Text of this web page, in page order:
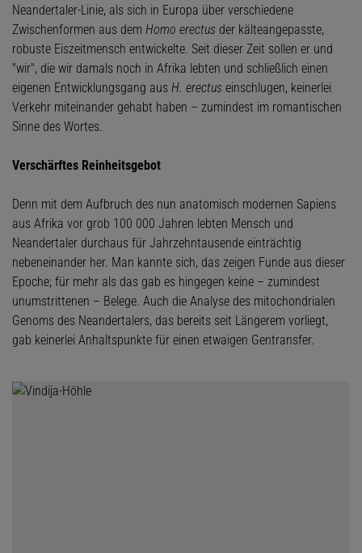
Neandertaler-Linie, als sich in Europa über verschiedene
Zwischenformen aus dem Homo erectus der kälteangepasste,
robuste Eiszeitmensch entwickelte. Seit dieser Zeit sollen er und
"wir", die wir damals noch in Afrika lebten und schließlich einen
eigenen Entwicklungsgang aus H. erectus einschlugen, keinerlei
Verkehr miteinander gehabt haben – zumindest im romantischen
Sinne des Wortes.
Verschärftes Reinheitsgebot
Denn mit dem Aufbruch des nun anatomisch modernen Sapiens
aus Afrika vor grob 100 000 Jahren lebten Mensch und
Neandertaler durchaus für Jahrzehntausende einträchtig
nebeneinander her. Man kannte sich, das zeigen Funde aus dieser
Epoche; für mehr als das gab es hingegen keine – zumindest
unumstrittenen – Belege. Auch die Analyse des mitochondrialen
Genoms des Neandertalers, das bereits seit Längerem vorliegt,
gab keinerlei Anhaltspunkte für einen etwaigen Gentransfer.